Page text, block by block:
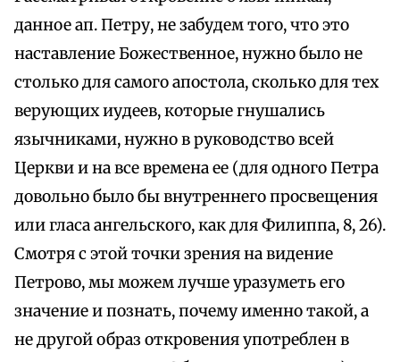
данное ап. Петру, не забудем того, что это
наставление Божественное, нужно было не
столько для самого апостола, сколько для тех
верующих иудеев, которые гнушались
язычниками, нужно в руководство всей
Церкви и на все времена ее (для одного Петра
довольно было бы внутреннего просвещения
или гласа ангельского, как для Филиппа, 8, 26).
Смотря с этой точки зрения на видение
Петрово, мы можем лучше уразуметь его
значение и познать, почему именно такой, а
не другой образ откровения употреблен в